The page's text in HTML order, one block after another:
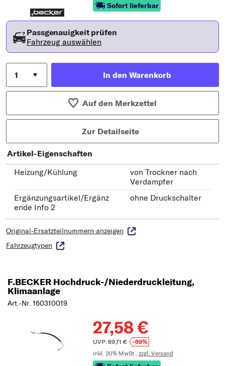
Sofort lieferbar
Passgenauigkeit prüfen
Fahrzeug auswählen
In den Warenkorb
Auf den Merkzettel
Zur Detailseite
Artikel-Eigenschaften
Heizung/Kühlung
von Trockner nach
Verdampfer
Ergänzungsartikel/Ergänz
ende Info 2
ohne Druckschalter
Original-Ersatzteilnummern anzeigen
Fahrzeugtypen
F.BECKER Hochdruck-/Niederdruckleitung,
Klimaanlage
Art.-Nr. 160310019
27,58 €
UVP: 89,71 €
-69%
inkl. 20% MwSt., zzgl. Versand